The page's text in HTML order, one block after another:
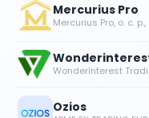
Mercurius Pro
Mercurius Pro, o. c. p.,
Wonderinterest
Ozios